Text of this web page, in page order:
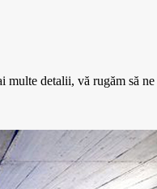
multe detalii, vă rugăm să